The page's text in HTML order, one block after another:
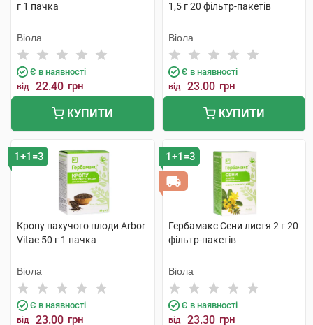
г 1 пачка
Віола
Є в наявності
від 22.40 грн
КУПИТИ
1,5 г 20 фільтр-пакетів
Віола
Є в наявності
від 23.00 грн
КУПИТИ
1+1=3
Кропу пахучого плоди Arbor
Vitae 50 г 1 пачка
Віола
Є в наявності
від 23.00 грн
1+1=3
Гербамакс Сени листя 2 г 20
фільтр-пакетів
Віола
Є в наявності
від 23.30 грн